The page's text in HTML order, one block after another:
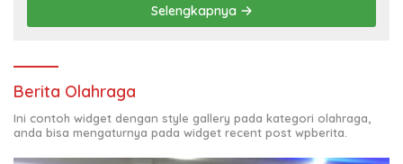
Selengkapnya
Berita Olahraga
Ini contoh widget dengan style gallery pada kategori olahraga,
anda bisa mengaturnya pada widget recent post wpberita.